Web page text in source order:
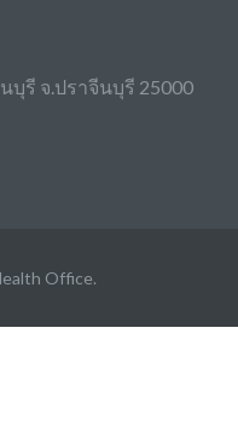
บุรี จ.ปราจีนบุรี 25000
Office.